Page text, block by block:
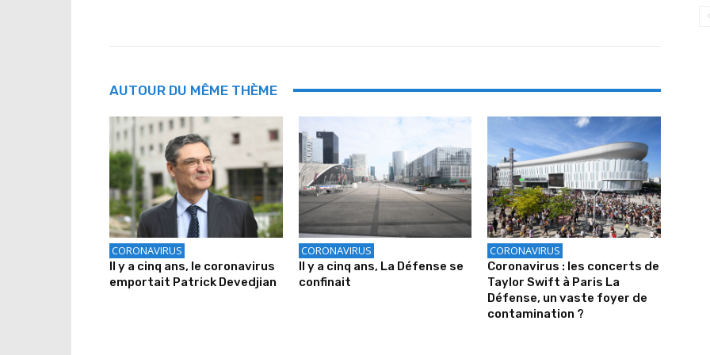
AUTOUR DU MÊME THÈME
CORONAVIRUS
Il y a cinq ans, le coronavirus
emportait Patrick Devedjian
CORONAVIRUS
Il y a cinq ans, La Défense se
confinait
CORONAVIRUS
Coronavirus : les concerts de
Taylor Swift à Paris La
Défense, un vaste foyer de
contamination ?